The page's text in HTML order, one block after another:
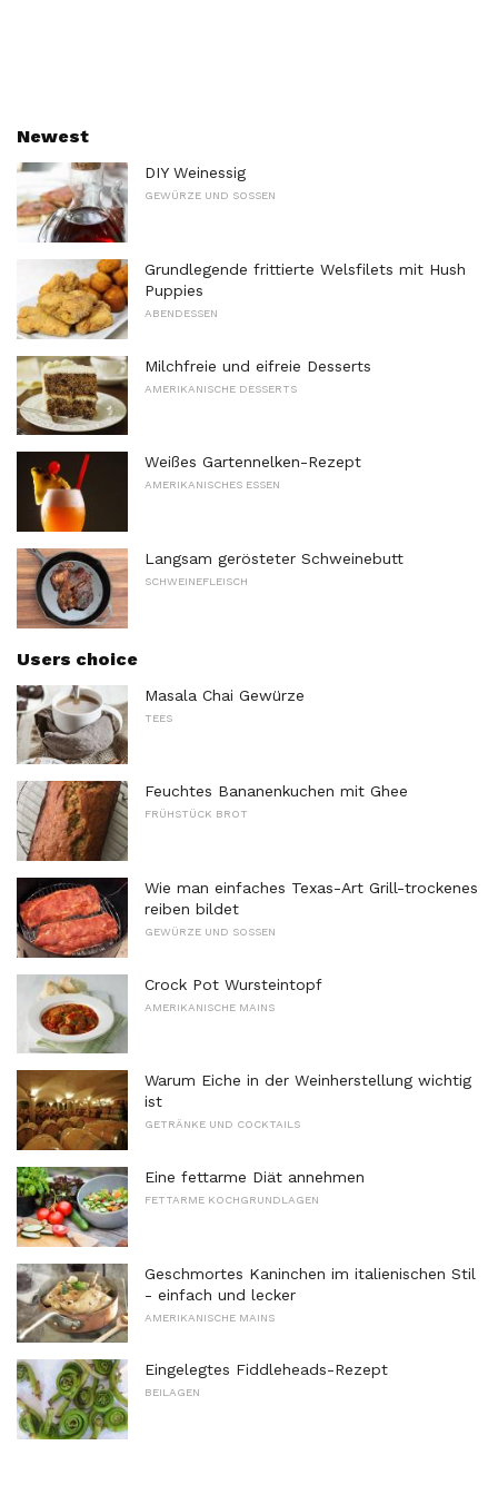
Newest
DIY Weinessig
GEWÜRZE UND SOSSEN
Grundlegende frittierte Welsfilets mit Hush
Puppies
ABENDESSEN
Milchfreie und eifreie Desserts
AMERIKANISCHE DESSERTS
Weißes Gartennelken-Rezept
AMERIKANISCHES ESSEN
Langsam gerösteter Schweinebutt
SCHWEINEFLEISCH
Users choice
Masala Chai Gewürze
TEES
Feuchtes Bananenkuchen mit Ghee
FRÜHSTÜCK BROT
Wie man einfaches Texas-Art Grill-trockenes
reiben bildet
GEWÜRZE UND SOSSEN
Crock Pot Wursteintopf
AMERIKANISCHE MAINS
Warum Eiche in der Weinherstellung wichtig
ist
GETRÄNKE UND COCKTAILS
Eine fettarme Diät annehmen
FETTARME KOCHGRUNDLAGEN
Geschmortes Kaninchen im italienischen Stil
- einfach und lecker
AMERIKANISCHE MAINS
Eingelegtes Fiddleheads-Rezept
BEILAGEN